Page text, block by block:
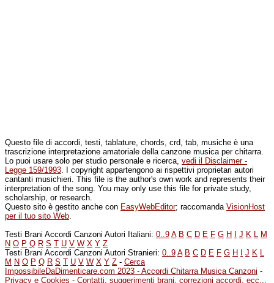
Questo file di accordi, testi, tablature, chords, crd, tab, musiche è una
trascrizione interpretazione amatoriale della canzone musica per chitarra.
Lo puoi usare solo per studio personale e ricerca, vedi il Disclaimer -
Legge 159/1993. I copyright appartengono ai rispettivi proprietari autori
cantanti musichieri. This file is the author's own work and represents their
interpretation of the song. You may only use this file for private study,
scholarship, or research.
Questo sito è gestito anche con EasyWebEditor; raccomanda VisionHost
per il tuo sito Web.
Testi Brani Accordi Canzoni Autori Italiani: 0..9 A B C D E F G H J K L M
N O P Q R S T U V W X Y Z
Testi Brani Accordi Canzoni Autori Stranieri: 0..9 A B C D E F G H J K L
M N O P Q R S T U V W X Y Z - Cerca
ImpossibileDaDimenticare.com 2023 - Accordi Chitarra Musica Canzoni -
Privacy e Cookies - Contatti, suggerimenti brani, correzioni accordi, ecc...